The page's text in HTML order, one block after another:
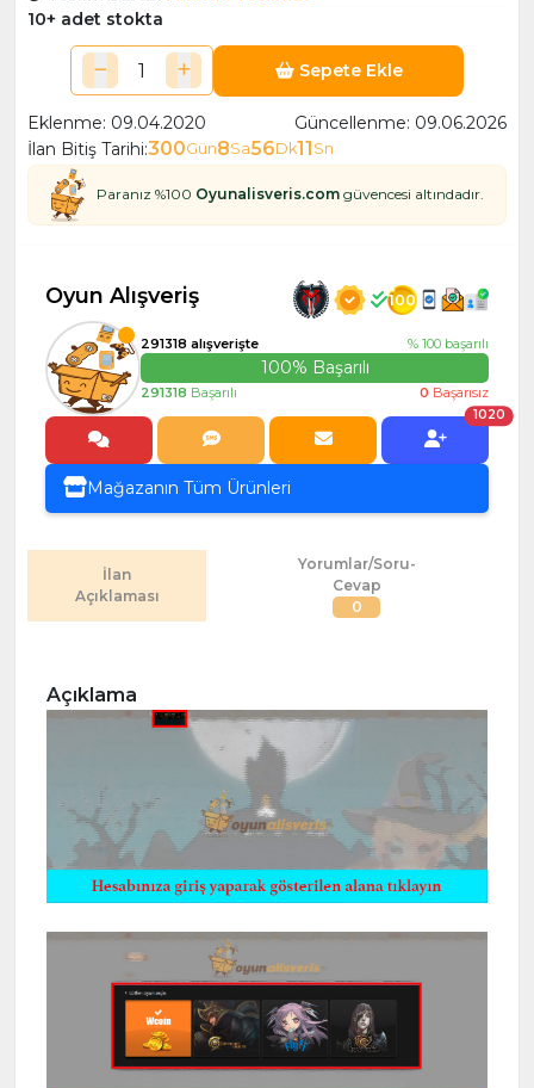
10+ adet stokta
Sepete Ekle
Eklenme: 09.04.2020
Güncellenme: 09.06.2026
İlan Bitiş Tarihi:300Gün8Sa56Dk11 Sn
Paranız %100 Oyunalisveris.comgüvencesi altındadır.
Oyun Alışveriş 100
291318 alışverişte % 100 başarılı
100% Başarılı
291318 Başarılı 0 Başarısız
1020
Mağazanın Tüm Ürünleri
İlan
Açıklaması
Yorumlar/Soru-
Cevap
0
Açıklama